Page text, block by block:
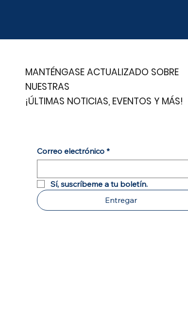
MANTÉNGASE ACTUALIZADO SOBRE
NUESTRAS
¡ÚLTIMAS NOTICIAS, EVENTOS Y MÁS!
Correo electrónico *
Sí, suscríbeme a tu boletín.
Entregar